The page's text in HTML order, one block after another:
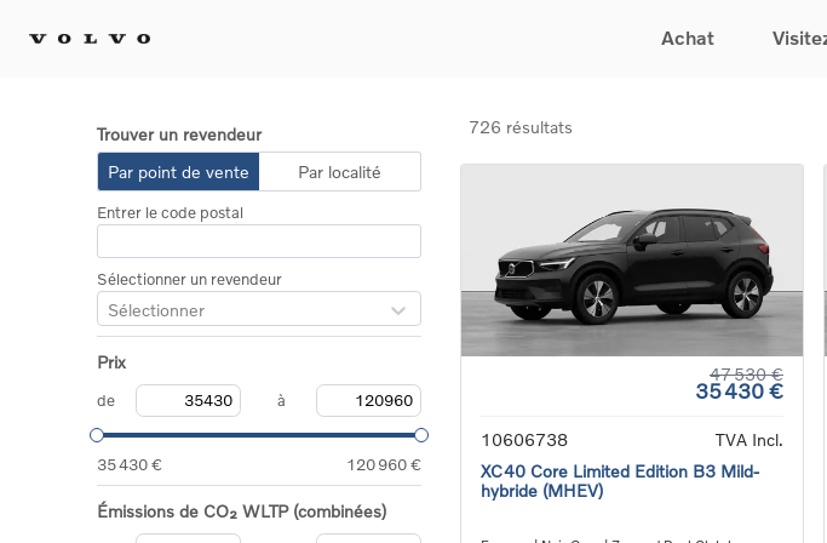
Achat
EX40
EC40
EX90
ES90
XC40
Offres du moment
Voitures d'occasion
certifiées
Voitures de société &
Flotte
rechargeables
Assurances
Trouver un revendeur
Par point de vente
Par localité
Entrer le code postal
Sélectionner un revendeur
Sélectionner
Prix
de à
35 430 € 120 960 €
Émissions de CO₂ WLTP (combinées)
726 résultats
47 530 €
35 430 €
10606738
TVA Incl.
XC40 Core Limited Edition B3 Mild-
hybride (MHEV)